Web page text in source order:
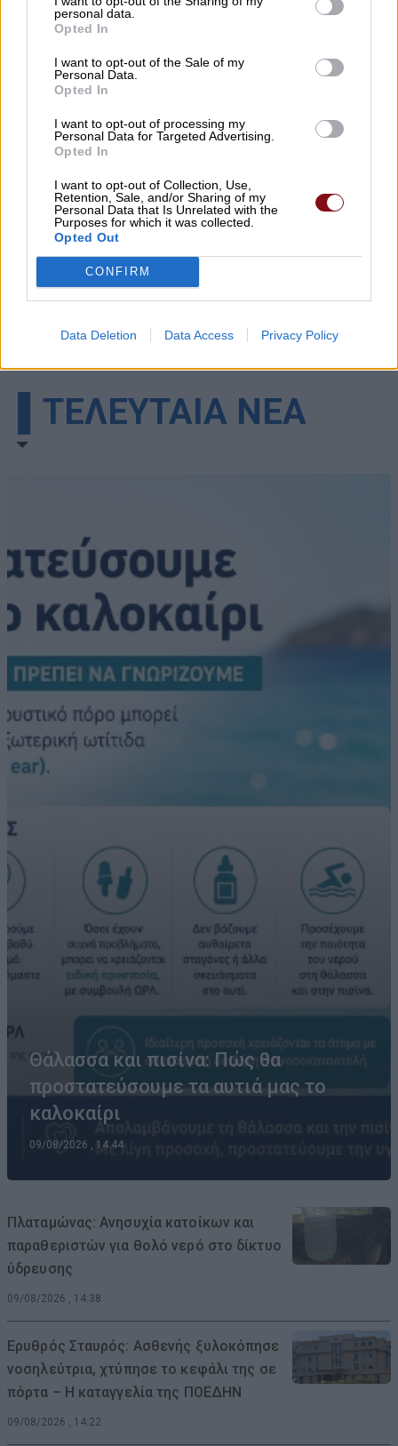
personal data.
Opted In
I want to opt-out of the Sale of my
Personal Data.
Opted In
I want to opt-out of processing my
Personal Data for Targeted Advertising.
Opted In
I want to opt-out of Collection, Use,
Retention, Sale, and/or Sharing of my
Personal Data that Is Unrelated with the
Purposes for which it was collected.
Opted Out
CONFIRM
Data Deletion Data Access Privacy Policy
▌ΤΕΛΕΥΤΑΙΑ ΝΕΑ
Θάλασσα και πισίνα: Πώς θα
προστατεύσουμε τα αυτιά μας το
καλοκαίρι
09/08/2026 , 14:44
Πλαταμώνας: Ανησυχία κατοίκων και
παραθεριστών για θολό νερό στο δίκτυο
ύδρευσης
09/08/2026 , 14:38
Ερυθρός Σταυρός: Ασθενής ξυλοκόπησε
νοσηλεύτρια, χτύπησε το κεφάλι της σε
πόρτα – Η καταγγελία της ΠΟΕΔΗΝ
09/08/2026 , 14:22